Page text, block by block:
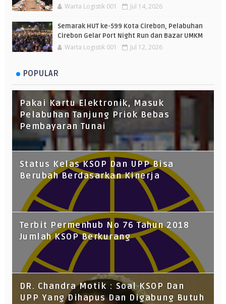
Warta Logistik 001 Jul 14, 2026
Semarak HUT ke-599 Kota Cirebon, Pelabuhan
Cirebon Gelar Port Night Run dan Bazar UMKM
Warta Logistik 001 Jul 12, 2026
POPULAR
Pakai Kartu Elektronik, Masuk
Pelabuhan Tanjung Priok Bebas
Pembayaran Tunai
Status Kelas KSOP Dan UPP Bisa
Berubah Berdasarkan Kinerja
Terbit Permenhub No 76 Tahun 2018
Jumlah KSOP Berkurang
DR. Chandra Motik : Soal KSOP Dan
UPP Yang Dihapus Dan Digabung Butuh